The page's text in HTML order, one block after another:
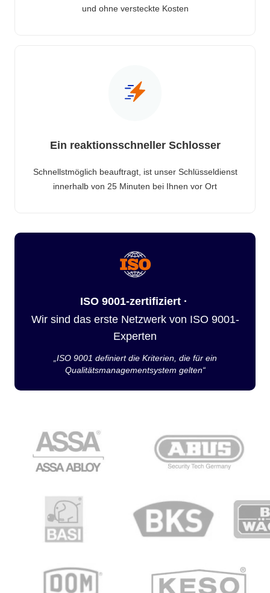
und ohne versteckte Kosten
Ein reaktionsschneller Schlosser
Schnellstmöglich beauftragt, ist unser Schlüsseldienst
innerhalb von 25 Minuten bei Ihnen vor Ort
ISO 9001-zertifiziert ·
Wir sind das erste Netzwerk von ISO 9001-
Experten
„ISO 9001 definiert die Kriterien, die für ein
Qualitätsmanagementsystem gelten“